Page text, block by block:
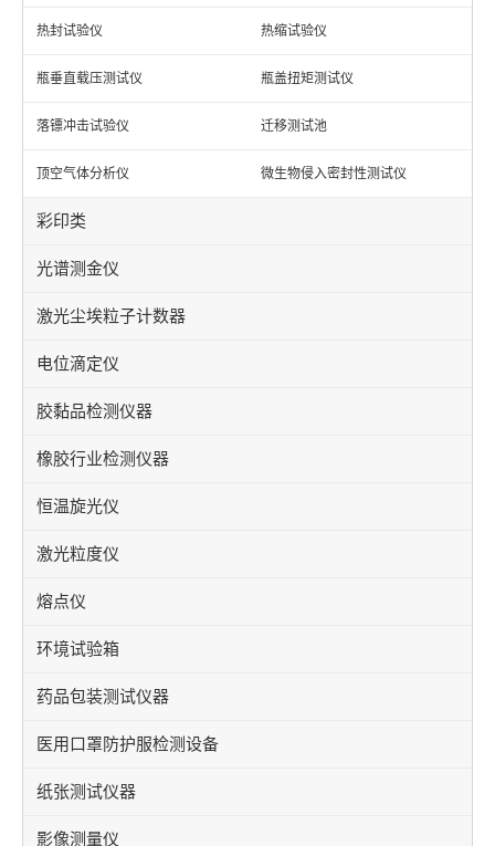
热封试验仪 热缩试验仪
瓶垂直载压测试仪 瓶盖扭矩测试仪
落镖冲击试验仪 迁移测试池
顶空气体分析仪 微生物侵入密封性测试仪
彩印类
光谱测金仪
激光尘埃粒子计数器
电位滴定仪
胶黏品检测仪器
橡胶行业检测仪器
恒温旋光仪
激光粒度仪
熔点仪
环境试验箱
药品包装测试仪器
医用口罩防护服检测设备
纸张测试仪器
影像测量仪